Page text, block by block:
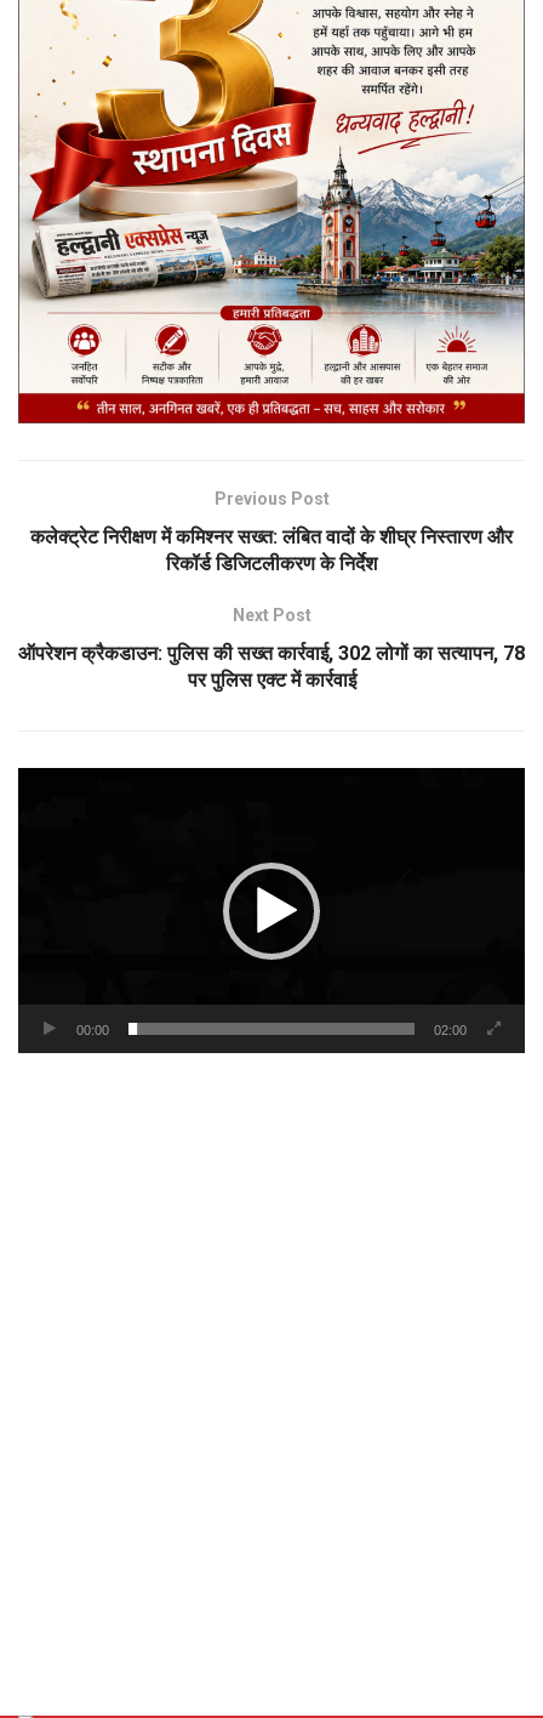
Previous Post
कलेक्ट्रेट निरीक्षण में कमिश्नर सख्त: लंबित वादों के शीघ्र निस्तारण और
रिकॉर्ड डिजिटलीकरण के निर्देश
Next Post
ऑपरेशन क्रैकडाउन: पुलिस की सख्त कार्रवाई, 302 लोगों का सत्यापन, 78
पर पुलिस एक्ट में कार्रवाई
00:00 02:00